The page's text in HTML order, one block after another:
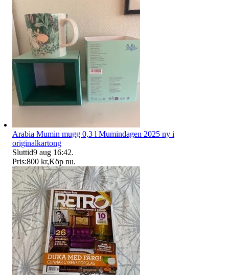
Arabia Mumin mugg 0,3 l Mumindagen 2025 ny i
originalkartong
Sluttid9 aug 16:42.
Pris:800 kr,Köp nu.